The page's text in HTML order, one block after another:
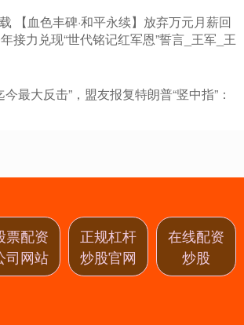
【血色丰碑·和平永续】放弃万元月薪回
接力兑现“世代铭记红军恩”誓言_王军_王
最大反击”，盟友报复特朗普“竖中指”：
票配资
司网站
正规杠杆
炒股官网
在线配资
炒股